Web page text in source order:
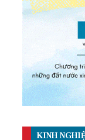
KINH